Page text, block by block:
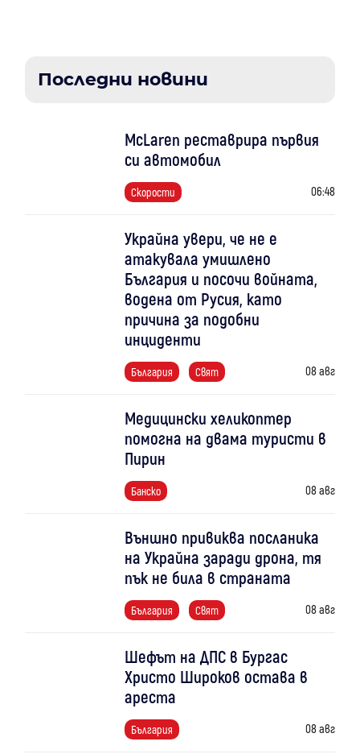
Последни новини
McLaren реставрира първия
си автомобил
Скорости 06:48
Украйна увери, че не е
атакувала умишлено
България и посочи войната,
водена от Русия, като
причина за подобни
инциденти
България Свят 08 авг
Медицински хеликоптер
помогна на двама туристи в
Пирин
Банско 08 авг
Външно привиква посланика
на Украйна заради дрона, тя
пък не била в страната
България Свят 08 авг
Шефът на ДПС в Бургас
Христо Широков остава в
ареста
България 08 авг